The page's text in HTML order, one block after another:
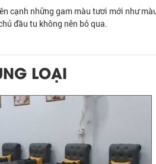
cạnh những gam màu tươi mới như
đầu tu không nên bỏ qua.
LOẠI